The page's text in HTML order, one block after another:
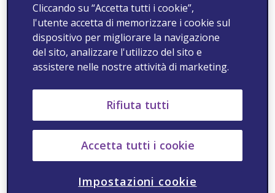
Cliccando su “Accetta tutti i cookie”,
l'utente accetta di memorizzare i cookie sul
dispositivo per migliorare la navigazione
del sito, analizzare l'utilizzo del sito e
assistere nelle nostre attività di marketing.
Rifiuta tutti
Accetta tutti i cookie
Impostazioni cookie